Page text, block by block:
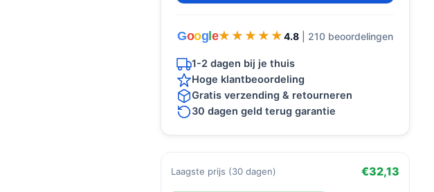
Goog e★★★★★
★★★★★ 4.8 | 210 beoordelingen
1-2 dagen bij je thuis
Hoge klantbeoordeling
Gratis verzending & retourneren
30 dagen geld terug garantie
Laagste prijs (30 dagen) €32,13